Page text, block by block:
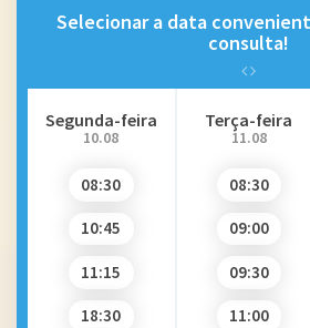
Selecionar a data
consulta!
Segunda-feira
10.08
08:30
10:45
11:15
18:30
Terça-feira
11.08
08:30
09:00
09:30
11:00